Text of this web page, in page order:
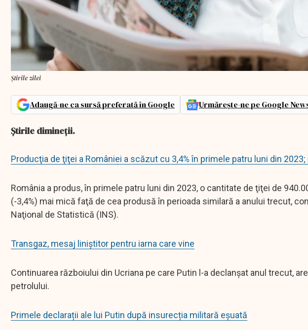
Știrile zilei
Adaugă-ne ca sursă preferată în Google Urmărește-ne pe Google
Știrile dimineții.
Producţia de ţiţei a României a scăzut cu 3,4% în primele patru luni din
România a produs, în primele patru luni din 2023, o cantitate de ţiţei de
(-3,4%) mai mică faţă de cea produsă în perioada similară a anului trecut,
Naţional de Statistică (INS).
Transgaz, mesaj liniștitor pentru iarna care vine
Continuarea războiului din Ucriana pe care Putin l-a declanșat anul trecut,
petrolului.
Primele declarații ale lui Putin după insurecția militară eșuată